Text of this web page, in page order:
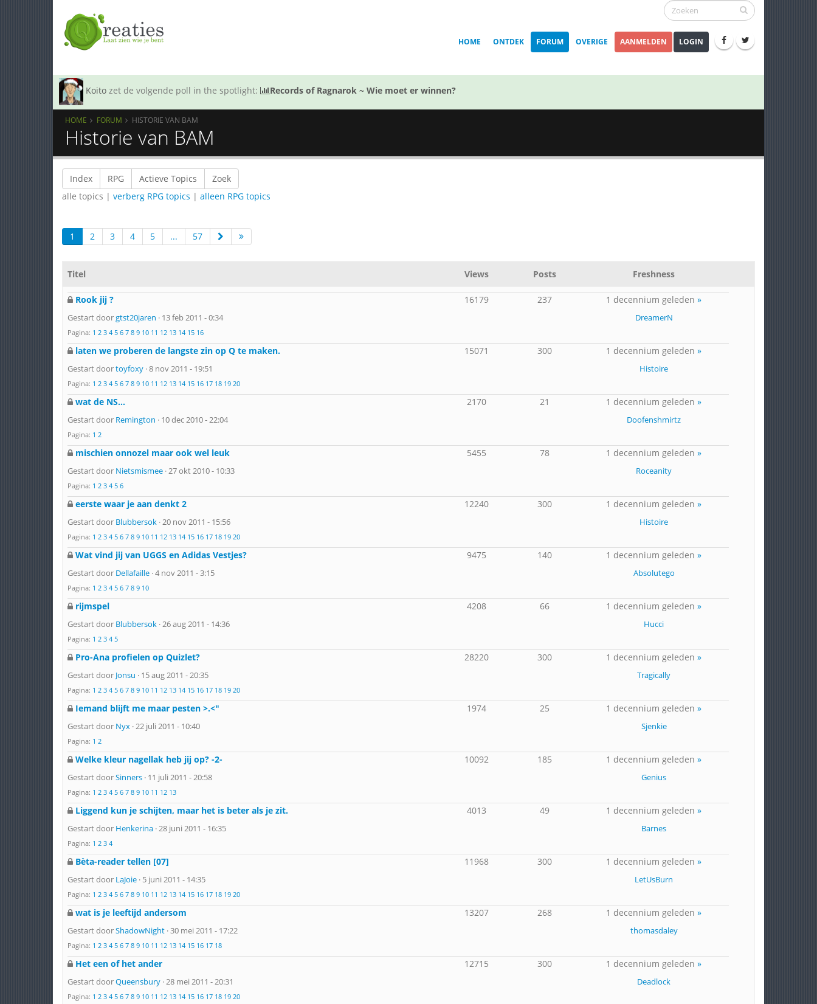
HOME ONTDEK FORUM OVERIGE AANMELDEN LOGIN
Koito zet de volgende poll in the spotlight: Records of Ragnarok ~ Wie moet er winnen?
HOME FORUM HISTORIE VAN BAM
Historie van BAM
Index RPG Actieve Topics
Zoek
alle topics | verberg RPG topics | alleen RPG topics
1 2 3 4 5 ... 57
Titel Views Posts Freshness
Rook jij ?
Gestart doorgtst20jaren · 13 feb 2011 - 0:34
Pagina: 1 2 3 4 5 6 7 8 9 10 11 12 13 14 15 16
16179 237 1 decennium geleden»
DreamerN
laten we proberen de langste zin op Q te maken.
Gestart doortoyfoxy · 8 nov 2011 - 19:51
Pagina: 1 2 3 4 5 6 7 8 9 10 11 12 13 14 15 16 17 18 19 20
15071 300 1 decennium geleden»
Histoire
wat de NS...
Gestart door Remington · 10 dec 2010 - 22:04
Pagina: 1 2
2170 21 1 decennium geleden»
Doofenshmirtz
mischien onnozel maar ook wel leuk
Gestart door Nietsmismee · 27 okt 2010 - 10:33
Pagina: 1 2 3 4 5 6
5455 78 1 decennium geleden»
Roceanity
eerste waar je aan denkt 2
Gestart door Blubbersok · 20 nov 2011 - 15:56
Pagina: 1 2 3 4 5 6 7 8 9 10 11 12 13 14 15 16 17 18 19 20
12240 300 1 decennium geleden»
Histoire
Wat vind jij van UGGS en Adidas Vestjes?
Gestart door Dellafaille · 4 nov 2011 - 3:15
Pagina: 1 2 3 4 5 6 7 8 9 10
9475 140 1 decennium geleden»
Absolutego
rijmspel
Gestart door Blubbersok · 26 aug 2011 - 14:36
Pagina: 1 2 3 4 5
4208 66 1 decennium geleden»
Hucci
Pro-Ana profielen op Quizlet?
Gestart door Jonsu · 15 aug 2011 - 20:35
Pagina: 1 2 3 4 5 6 7 8 9 10 11 12 13 14 15 16 17 18 19 20
28220 300 1 decennium geleden»
Tragically
Iemand blijft me maar pesten >.<"
Gestart door Nyx · 22 juli 2011 - 10:40
Pagina: 1 2
1974 25 1 decennium geleden»
Sjenkie
Welke kleur nagellak heb jij op? -2-
Gestart doorSinners · 11 juli 2011 - 20:58
Pagina: 1 2 3 4 5 6 7 8 9 10 11 12 13
10092 185 1 decennium geleden»
Genius
Liggend kun je schijten, maar het is beter als je zit.
Gestart door Henkerina · 28 juni 2011 - 16:35
Pagina: 1 2 3 4
4013 49 1 decennium geleden»
Barnes
Bèta-reader tellen [07]
Gestart door LaJoie · 5 juni 2011 - 14:35
Pagina: 1 2 3 4 5 6 7 8 9 10 11 12 13 14 15 16 17 18 19 20
11968 300 1 decennium geleden»
LetUsBurn
wat is je leeftijd andersom
Gestart doorShadowNight · 30 mei 2011 - 17:22
Pagina: 1 2 3 4 5 6 7 8 9 10 11 12 13 14 15 16 17 18
13207 268 1 decennium geleden»
thomasdaley
Het een of het ander
Gestart doorQueensbury · 28 mei 2011 - 20:31
Pagina: 1 2 3 4 5 6 7 8 9 10 11 12 13 14 15 16 17 18 19 20
12715 300 1 decennium geleden»
Deadlock